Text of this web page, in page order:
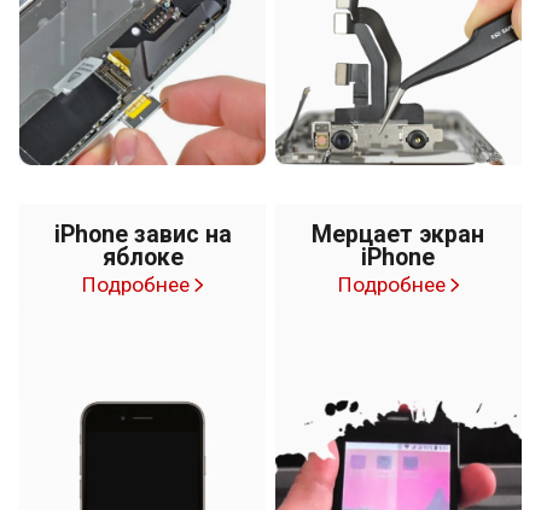
iPhone завис на
яблоке
Подробнее
Мерцает экран
iPhone
Подробнее